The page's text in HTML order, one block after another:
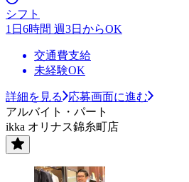
シフト
1日6時間 週3日からOK
交通費支給
未経験OK
詳細を見る
応募画面に進む
アルバイト・パート
ikka オリナス錦糸町店